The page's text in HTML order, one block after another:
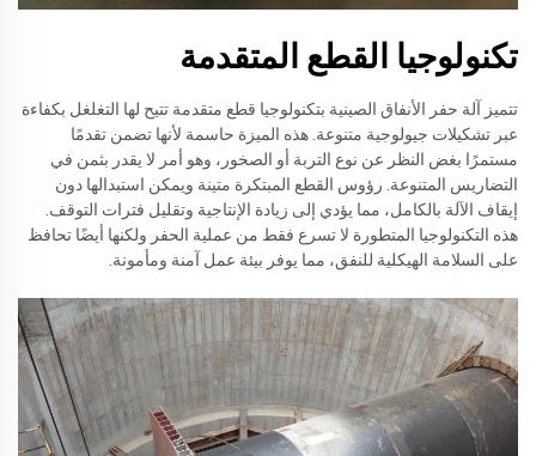
تكنولوجيا القطع المتقدمة
تتميز آلة حفر الأنفاق الصينية بتكنولوجيا قطع متقدمة تتيح لها التغلغل بكفاءة
عبر تشكيلات جيولوجية متنوعة. هذه الميزة حاسمة لأنها تضمن تقدمًا
مستمرًا بغض النظر عن نوع التربة أو الصخور، وهو أمر لا يقدر بثمن في
التضاريس المتنوعة. رؤوس القطع المبتكرة متينة ويمكن استبدالها دون
إيقاف الآلة بالكامل، مما يؤدي إلى زيادة الإنتاجية وتقليل فترات التوقف.
هذه التكنولوجيا المتطورة لا تسرع فقط من عملية الحفر ولكنها أيضًا تحافظ
على السلامة الهيكلية للنفق، مما يوفر بيئة عمل آمنة ومأمونة.